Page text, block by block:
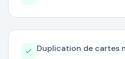
Duplication de cartes